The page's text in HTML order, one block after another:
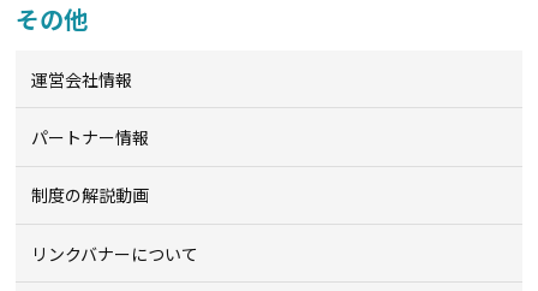
その他
運営会社情報
パートナー情報
制度の解説動画
リンクバナーについて